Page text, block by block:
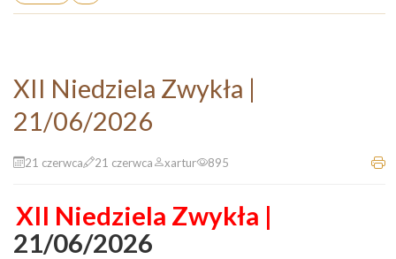
XII Niedziela Zwykła |
21/06/2026
21 czerwca 21 czerwca xartur 895
XII Niedziela Zwykła |
21/06/2026